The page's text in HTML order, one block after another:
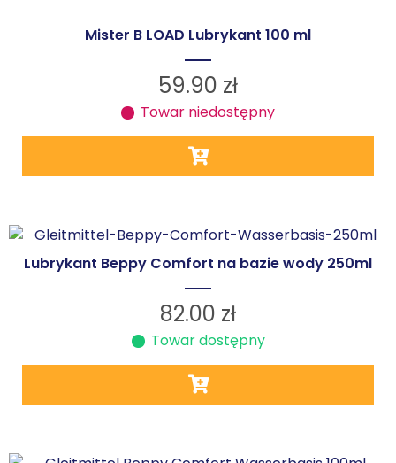
Mister B LOAD Lubrykant 100 ml
59.90 zł
Towar niedostępny
Lubrykant Beppy Comfort na bazie wody 250ml
82.00 zł
Towar dostępny